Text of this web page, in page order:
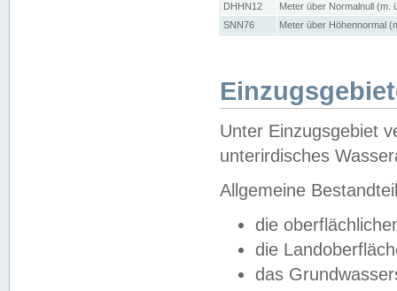
DHHN12
Meter über Normalnull (m.
SNN76
Meter über Höhennormal
Unter Einzugsgebiet
unterirdisches
Allgemeine
die
die
das